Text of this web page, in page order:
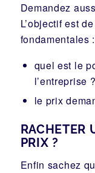
Demandez
L’objectif est
fondamentales :
quel est le
l’entreprise ?
le prix
RACHETER
PRIX ?
Enfin sachez